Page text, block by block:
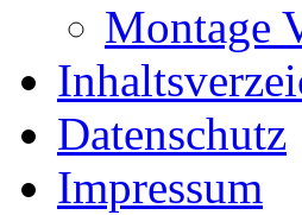
Montage
Datenschutz
Impressum